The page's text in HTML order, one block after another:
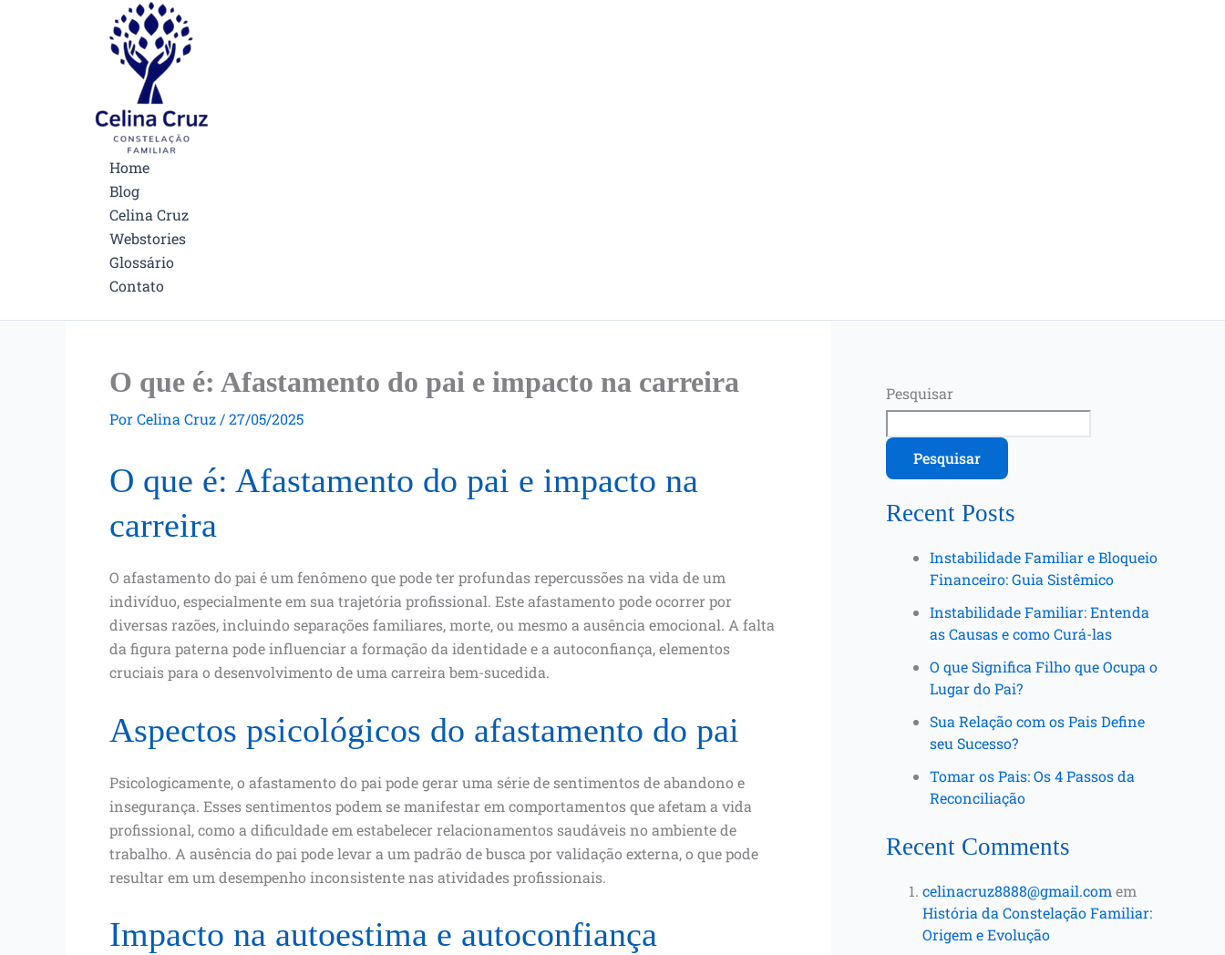
Home
Blog
Celina Cruz
Webstories
Glossário
Contato
O que é: Afastamento do pai e impacto na carreira
PorCelina Cruz /27/05/2025
O que é: Afastamento do pai e impacto na
carreira
O afastamento do pai é um fenômeno que pode ter profundas repercussões na vida de um
indivíduo, especialmente em sua trajetória profissional. Este afastamento pode ocorrer por
diversas razões, incluindo separações familiares, morte, ou mesmo a ausência emocional. A falta
da figura paterna pode influenciar a formação da identidade e a autoconfiança, elementos
cruciais para o desenvolvimento de uma carreira bem-sucedida.
Aspectos psicológicos do afastamento do pai
Psicologicamente, o afastamento do pai pode gerar uma série de sentimentos de abandono e
insegurança. Esses sentimentos podem se manifestar em comportamentos que afetam a vida
profissional, como a dificuldade em estabelecer relacionamentos saudáveis no ambiente de
trabalho. A ausência do pai pode levar a um padrão de busca por validação externa, o que pode
resultar em um desempenho inconsistente nas atividades profissionais.
Impacto na autoestima e autoconfiança
Pesquisar
Pesquisar
Recent Posts
Instabilidade Familiar e Bloqueio
Financeiro: Guia Sistêmico
Instabilidade Familiar: Entenda
as Causas e como Curá-las
O que Significa Filho que Ocupa o
Lugar do Pai?
Sua Relação com os Pais Define
seu Sucesso?
Tomar os Pais: Os 4 Passos da
Reconciliação
Recent Comments
celinacruz8888@gmail.com em
História da Constelação Familiar:
Origem e Evolução
Facebook
Instagram
Pinterest